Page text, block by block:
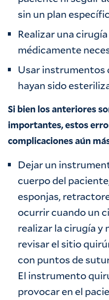
sin un plan
Realizar una
médicamente
Usar instrumentos
hayan sido
Si bien los anteriores
importantes, estos
complicaciones aún
Dejar un
cuerpo del
esponjas,
ocurrir cuando un
realizar la cirugía y
revisar el sitio
con puntos de
El instrumento
provocar en el